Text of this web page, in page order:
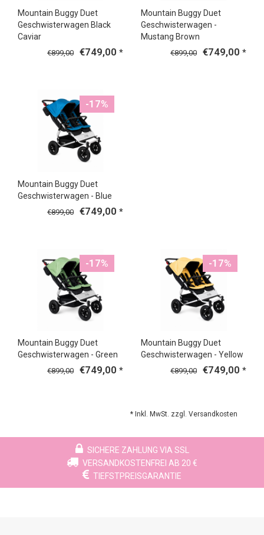
Mountain Buggy Duet
Geschwisterwagen Black
Caviar
€749,00 *
€899,00
Mountain Buggy Duet
Geschwisterwagen -
Mustang Brown
€749,00 *
€899,00
-17%
Mountain Buggy Duet
Geschwisterwagen - Blue
€749,00 *
€899,00
-17%
Mountain Buggy Duet
Geschwisterwagen - Green
€749,00 *
€899,00
-17%
Mountain Buggy Duet
Geschwisterwagen - Yellow
€749,00 *
€899,00
* Inkl. MwSt. zzgl. Versandkosten
SICHERE ZAHLUNG VIA SSL
VERSANDKOSTENFREI AB 20 €
TIEFSTPREISGARANTIE